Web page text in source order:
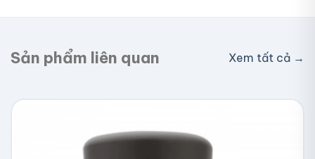
Sản phẩm liên quan Xem tất cả →